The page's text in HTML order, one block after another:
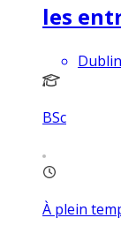
les
BSc
À plein